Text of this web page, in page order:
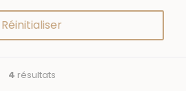
4 résultats